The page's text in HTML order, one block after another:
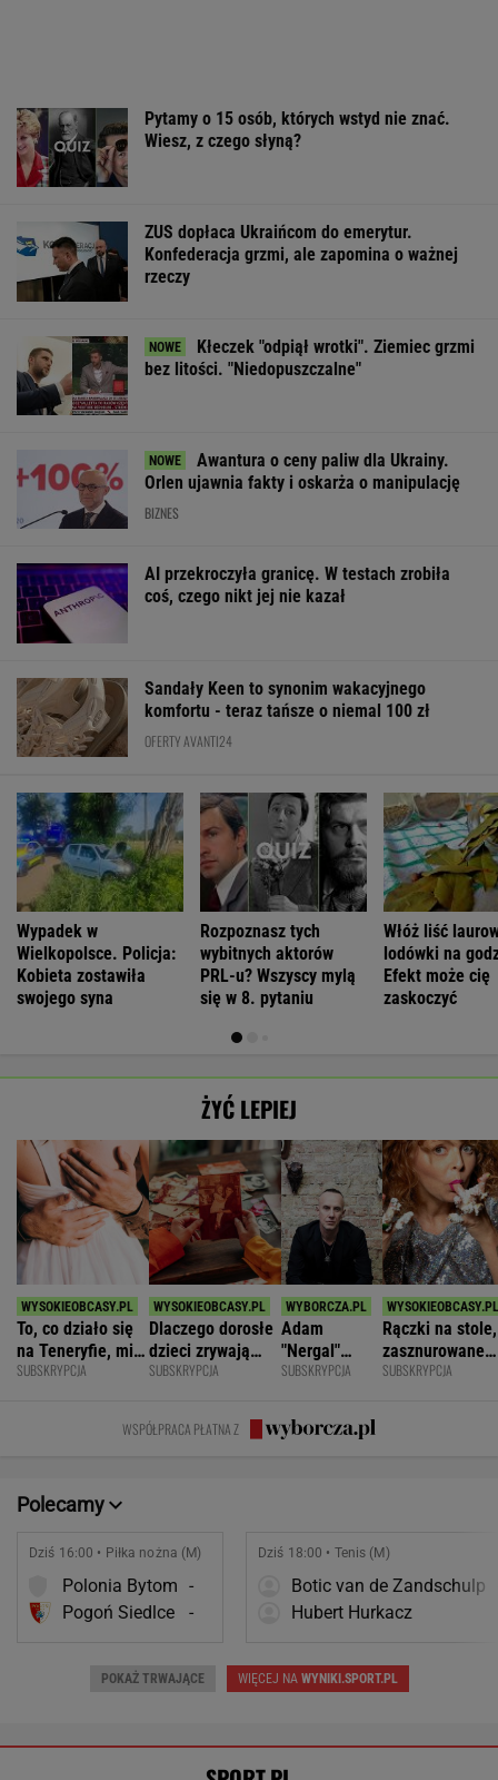
Pytamy o 15 osób, których wstyd nie znać.
Wiesz, z czego słyną?
ZUS dopłaca Ukraińcom do emerytur.
Konfederacja grzmi, ale zapomina o ważnej
rzeczy
Kłeczek "odpiął wrotki". Ziemiec grzmi
bez litości. "Niedopuszczalne"
Awantura o ceny paliw dla Ukrainy.
Orlen ujawnia fakty i oskarża o manipulację
BIZNES
AI przekroczyła granicę. W testach zrobiła
coś, czego nikt jej nie kazał
Sandały Keen to synonim wakacyjnego
komfortu - teraz tańsze o niemal 100 zł
OFERTY AVANTI24
Wypadek w
Wielkopolsce. Policja:
Kobieta zostawiła
swojego syna
Rozpoznasz tych
wybitnych aktorów
PRL-u? Wszyscy mylą
się w 8. pytaniu
Włóż liść
lodówki na
Efekt może cię
zaskoczyć
ŻYĆ LEPIEJ
To, co działo się
na Teneryfie, mi
się należało. Nie
SUBSKRYPCJA
Dlaczego dorosłe
dzieci zrywają
kontakt z
SUBSKRYPCJA
Adam
"Nergal"
Darski: Ja
terapię, a
większość
SUBSKRYPCJA
Rączki na stole,
zasznurowane
usta. Byłam
SUBSKRYPCJA
WSPÓŁPRACA PŁATNA Z
Polecamy
Dziś 16:00 • Piłka nożna (M)
Polonia Bytom -
Pogoń Siedlce
-
Dziś 18:00 • Tenis (M)
Botic van de Zandschulp
Hubert Hurkacz
POKAŻ TRWAJĄCE WIĘCEJ NAWYNIKI.SPORT.PL